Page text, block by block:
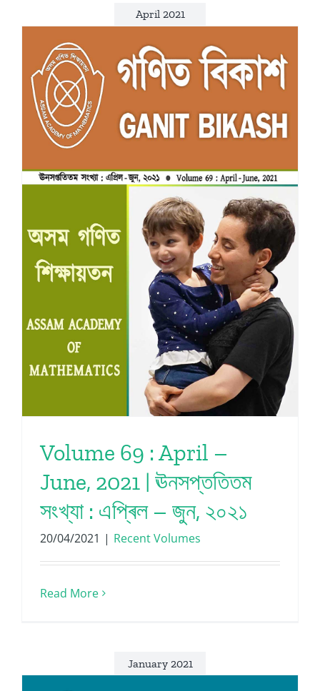
April 2021
Volume 69 : April –
June, 2021 | ঊনসপ্ততিতম
সংখ্যা : এপ্ৰিল – জুন, ২০২১
20/04/2021 | Recent Volumes
Read More
January 2021